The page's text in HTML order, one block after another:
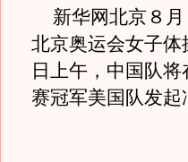
新华网北京８月
北京奥运会女子
日上午，中国队
赛冠军美国队发起